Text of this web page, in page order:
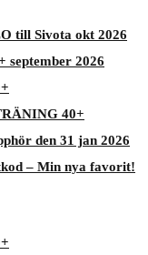
till Sivota okt 2026
september 2026
40+
den 31 jan 2026
– Min nya favorit!